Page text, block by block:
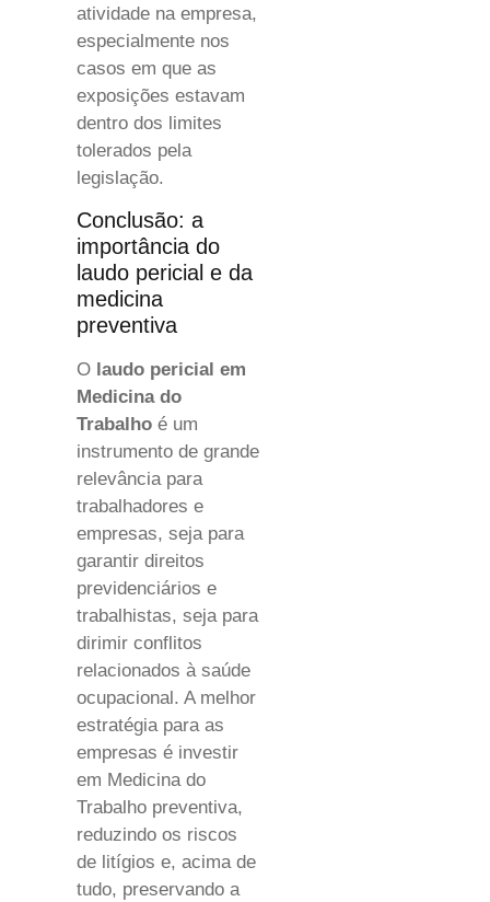
atividade na empresa,
especialmente nos
casos em que as
exposições estavam
dentro dos limites
tolerados pela
legislação.
Conclusão: a
importância do
laudo pericial e da
medicina
preventiva
O laudo pericial em
Medicina do
Trabalho é um
instrumento de grande
relevância para
trabalhadores e
empresas, seja para
garantir direitos
previdenciários e
trabalhistas, seja para
dirimir conflitos
relacionados à saúde
ocupacional. A melhor
estratégia para as
empresas é investir
em Medicina do
Trabalho preventiva,
reduzindo os riscos
de litígios e, acima de
tudo, preservando a